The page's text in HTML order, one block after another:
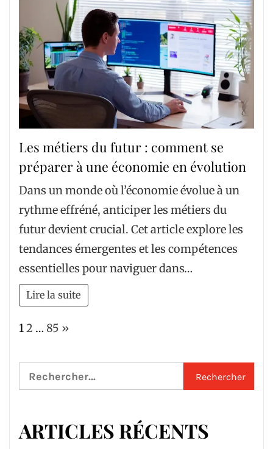
Les métiers du futur : comment se
préparer à une économie en évolution
Dans un monde où l’économie évolue à un
rythme effréné, anticiper les métiers du
futur devient crucial. Cet article explore les
tendances émergentes et les compétences
essentielles pour naviguer dans…
Lire la suite
Page:
12 … 85 Next
»
Rechercher :
ARTICLES RÉCENTS